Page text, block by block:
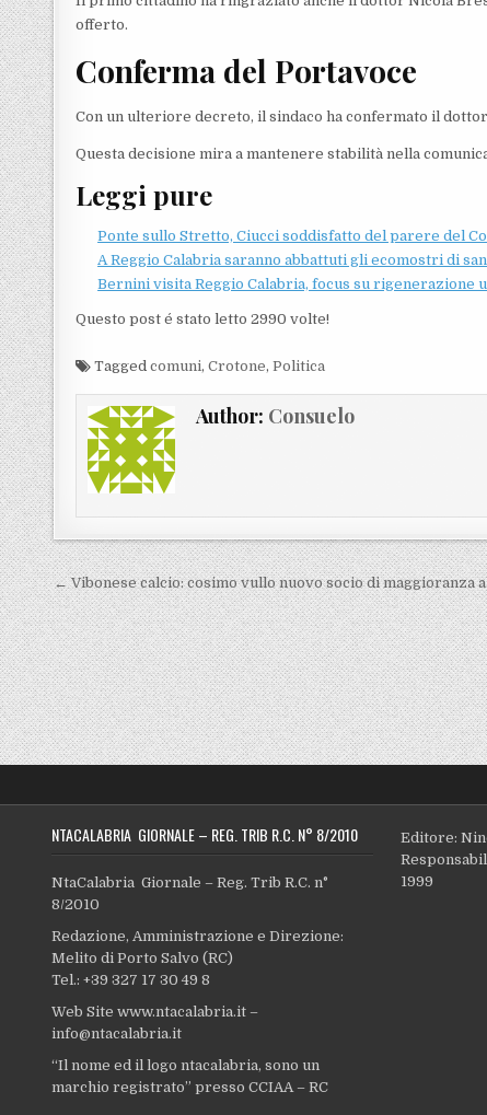
offerto.
Conferma del Portavoce
Con un ulteriore decreto, il sindaco ha confermato il
Questa decisione mira a mantenere stabilità nella
Leggi pure
Ponte sullo Stretto, Ciucci soddisfatto del parere del
A Reggio Calabria saranno abbattuti gli ecomostri di
Bernini visita Reggio Calabria, focus su rigenerazione
Questo post é stato letto 2990 volte!
Taggedcomuni,Crotone,Politica
Author: Consuelo
Navigazione articoli
← Vibonese calcio: cosimo vullo nuovo socio di maggioranza
NTACALABRIA GIORNALE – REG. TRIB R.C. N° 8/2010
NtaCalabria Giornale – Reg. Trib R.C. n°
8/2010
Redazione, Amministrazione e Direzione:
Melito di Porto Salvo (RC)
Tel.: +39 327 17 30 49 8
Web Site www.ntacalabria.it –
info@ntacalabria.it
“Il nome ed il logo ntacalabria, sono un
marchio registrato” presso CCIAA – RC
Editore:
1999